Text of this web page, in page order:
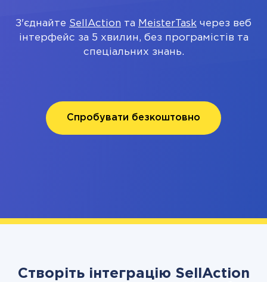
З'єднайте SellAction та MeisterTask через веб
інтерфейс за 5 хвилин, без програмістів та
спеціальних знань.
Спробувати безкоштовно
Створіть інтеграцію SellAction